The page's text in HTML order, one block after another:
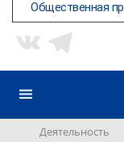
Общественная
Деятельность